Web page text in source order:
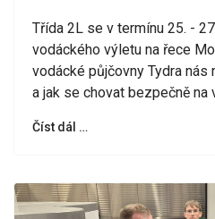
Třída 2L se v termínu 25. -
vodáckého výletu na řece
vodácké půjčovny Tydra nás
a jak se chovat bezpečně na
Číst dál …